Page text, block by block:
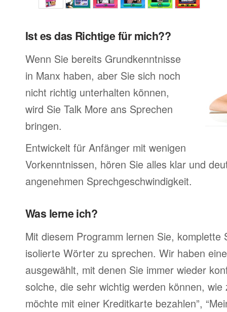
Ist es das Richtige für mich??
Wenn Sie bereits Grundkenntnisse
in Manx haben, aber Sie sich noch
nicht richtig unterhalten können,
wird Sie Talk More ans Sprechen
bringen.
Entwickelt für Anfänger mit wenigen
Vorkenntnissen, hören Sie alles klar und
angenehmen Sprechgeschwindigkeit.
Was lerne ich?
Mit diesem Programm lernen Sie, komplette
isolierte Wörter zu sprechen. Wir haben
ausgewählt, mit denen Sie immer wieder
solche, die sehr wichtig werden können, wie
möchte mit einer Kreditkarte bezahlen”,